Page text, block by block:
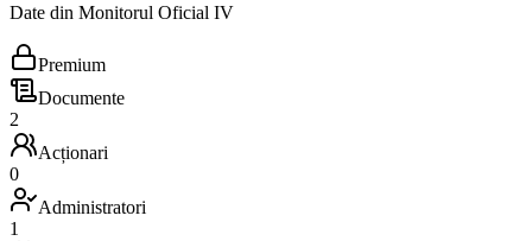
Date din Monitorul Oficial IV
Premium
Documente
2
Acționari
0
Administratori
1